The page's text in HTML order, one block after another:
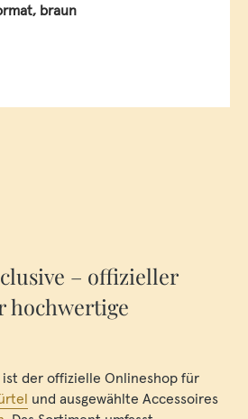
braun
– offizieller
hochwertige
ist der offizielle Onlineshop für
und ausgewählte Accessoires